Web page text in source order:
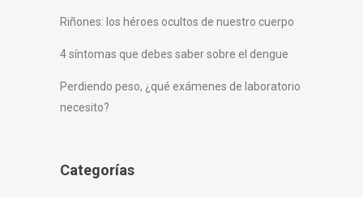
Riñones: los héroes ocultos de nuestro cuerpo
4 síntomas que debes saber sobre el dengue
Perdiendo peso, ¿qué exámenes de laboratorio
necesito?
Categorías